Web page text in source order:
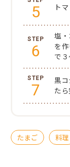
5 ト
6
塩
を
で３
7
黒
た
たまご 料理